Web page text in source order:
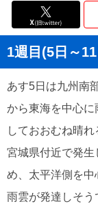
1週目(5日～
あす5日は九州南
から東海を中心に
しておおむね晴
宮城県付近で発生
め、太平洋側を中
雨雲が発達しそう